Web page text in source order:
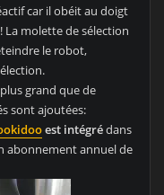
car il obéit au doigt
La molette de sélection
le robot,
grand que de
sont ajoutées:
est intégrédans
abonnement annuel de